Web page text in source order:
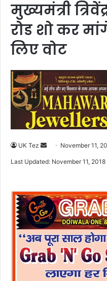
मुख्यमंत्री
रोड शो कर
लिए वोट
UK Tez
e
a
e
m
a
i
November 11,
Last Updated: November 11, 2018